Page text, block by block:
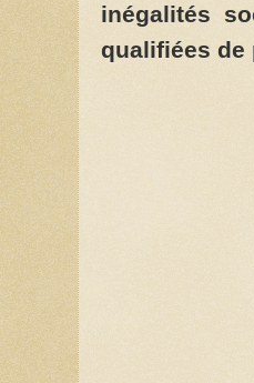
inégalités
qualifiées de